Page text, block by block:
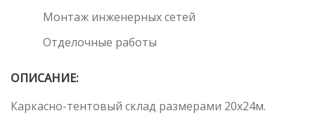
Монтаж инженерных сетей
Отделочные работы
ОПИСАНИЕ:
Каркасно-тентовый склад размерами 20х24м.